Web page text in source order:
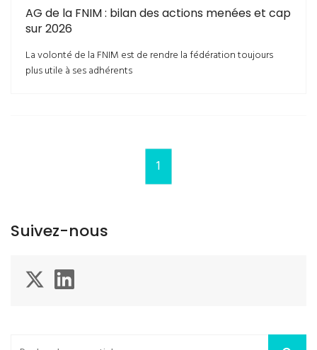
AG de la FNIM : bilan des actions menées et cap
sur 2026
La volonté de la FNIM est de rendre la fédération toujours
plus utile à ses adhérents
1
Suivez-nous